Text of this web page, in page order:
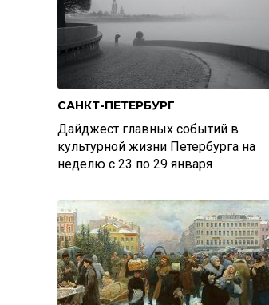
САНКТ-ПЕТЕРБУРГ
Дайджест главных событий в
культурной жизни Петербурга на
неделю с 23 по 29 января